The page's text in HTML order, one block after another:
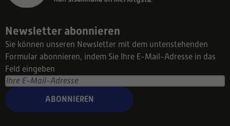
Newsletter abonnieren
Sie können unseren Newsletter mit dem untenstehenden
Formular abonnieren, indem Sie Ihre E-Mail-Adresse in das
Feld eingeben
ABONNIEREN